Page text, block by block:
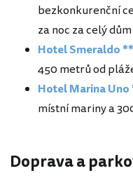
bezkonkurenční
za noc za celý
Hotel Smeraldo
450 metrů od
Hotel Marina
místní mariny a
Doprava a